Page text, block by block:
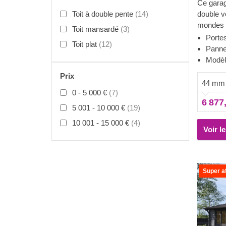
Toit à double pente (14)
Toit mansardé (3)
Toit plat (12)
Prix
0 - 5 000 € (7)
5 001 - 10 000 € (19)
10 001 - 15 000 € (4)
Ce
double
votre
le
espace
atelier !
une
romans
44 mm
6
Voir
Super